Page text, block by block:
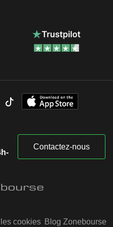
Contactez-nous
cookies Blog Zonebourse